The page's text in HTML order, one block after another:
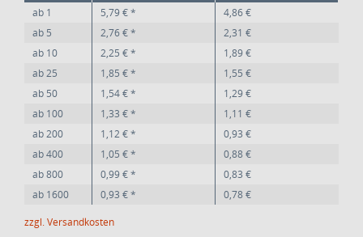
ab 1 5,79 € *
4,86 €
ab 5 2,76 € *
2,31 €
ab 10 2,25 € *
1,89 €
ab25 1,85 € *
1,55 €
ab 50 1,54 € *
1,29 €
ab 100 1,33 € *
1,11 €
ab200 1,12 € *
0,93 €
ab400 1,05 € *
0,88 €
ab800 0,99 € *
0,83 €
ab 1600 0,93 € *
0,78 €
zzgl. Versandkosten